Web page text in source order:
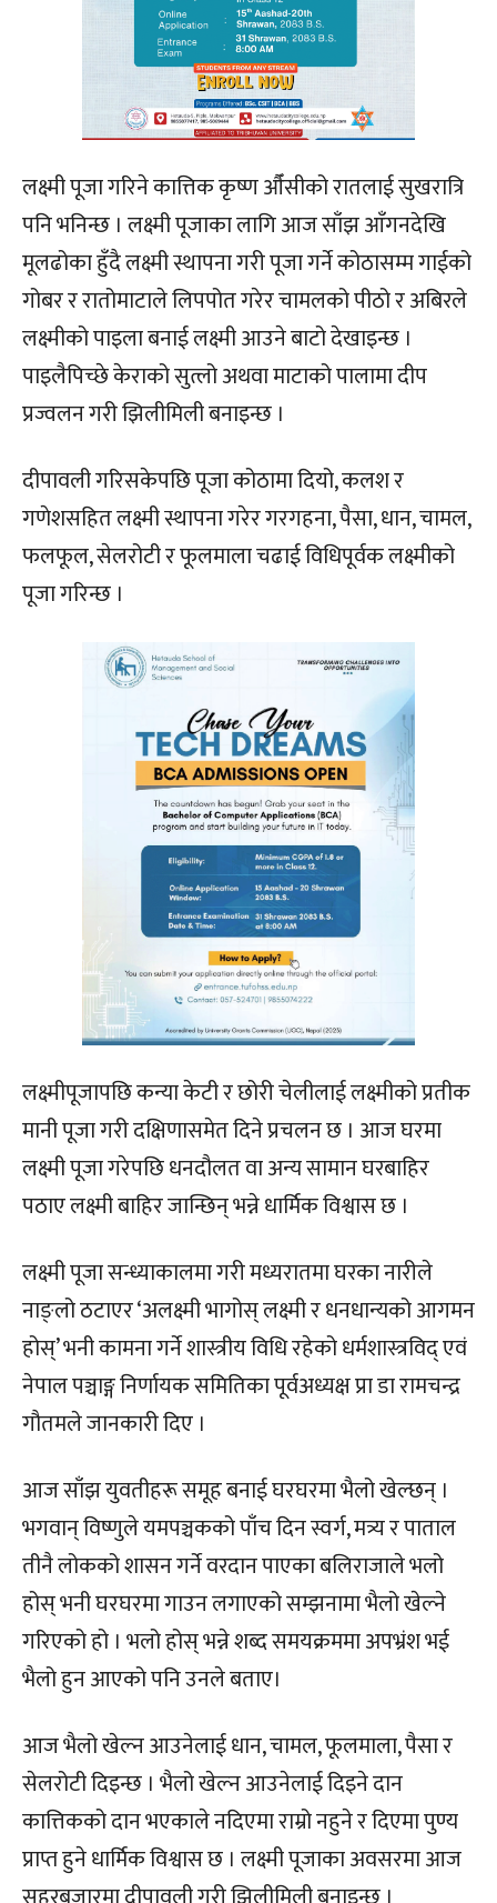
लक्ष्मी पूजा गरिने कात्तिक कृष्ण औँसीको रातलाई सुखरात्रि
पनि भनिन्छ । लक्ष्मी पूजाका लागि आज साँझ आँगनदेखि
मूलढोका हुँदै लक्ष्मी स्थापना गरी पूजा गर्ने कोठासम्म गाईको
गोबर र रातोमाटाले लिपपोत गरेर चामलको पीठो र अबिरले
लक्ष्मीको पाइला बनाई लक्ष्मी आउने बाटो देखाइन्छ ।
पाइलैपिच्छे केराको सुत्लो अथवा माटाको पालामा दीप
प्रज्वलन गरी झिलीमिली बनाइन्छ ।
दीपावली गरिसकेपछि पूजा कोठामा दियो, कलश र
गणेशसहित लक्ष्मी स्थापना गरेर गरगहना, पैसा, धान, चामल,
फलफूल, सेलरोटी र फूलमाला चढाई विधिपूर्वक लक्ष्मीको
पूजा गरिन्छ ।
लक्ष्मीपूजापछि कन्या केटी र छोरी चेलीलाई लक्ष्मीको प्रतीक
मानी पूजा गरी दक्षिणासमेत दिने प्रचलन छ । आज घरमा
लक्ष्मी पूजा गरेपछि धनदौलत वा अन्य सामान घरबाहिर
पठाए लक्ष्मी बाहिर जान्छिन् भन्ने धार्मिक विश्वास छ ।
लक्ष्मी पूजा सन्ध्याकालमा गरी मध्यरातमा घरका नारीले
नाङ्लो ठटाएर ‘अलक्ष्मी भागोस् लक्ष्मी र धनधान्यको आगमन
होस्’ भनी कामना गर्ने शास्त्रीय विधि रहेको धर्मशास्त्रविद् एवं
नेपाल पञ्चाङ्ग निर्णायक समितिका पूर्वअध्यक्ष प्रा डा रामचन्द्र
गौतमले जानकारी दिए ।
आज साँझ युवतीहरू समूह बनाई घरघरमा भैलो खेल्छन् ।
भगवान् विष्णुले यमपञ्चकको पाँच दिन स्वर्ग, मत्र्य र पाताल
तीनै लोकको शासन गर्ने वरदान पाएका बलिराजाले भलो
होस् भनी घरघरमा गाउन लगाएको सम्झनामा भैलो खेल्ने
गरिएको हो । भलो होस् भन्ने शब्द समयक्रममा अपभ्रंश भई
भैलो हुन आएको पनि उनले बताए।
आज भैलो खेल्न आउनेलाई धान, चामल, फूलमाला, पैसा र
सेलरोटी दिइन्छ । भैलो खेल्न आउनेलाई दिइने दान
कात्तिकको दान भएकाले नदिएमा राम्रो नहुने र दिएमा पुण्य
प्राप्त हुने धार्मिक विश्वास छ । लक्ष्मी पूजाका अवसरमा आज